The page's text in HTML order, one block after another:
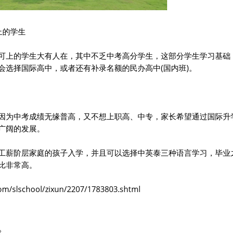
学生
上的学生大有人在，其中不乏中考高分学生，这部分学生学习基础
择国际高中，或者还有补录名额的民办高中(国内班)。
为中考成绩无缘普高，又不想上职高、中专，家长希望通过国际升
的发展。
薪阶层家庭的孩子入学，并且可以选择中英泰三种语言学习，毕业
常高。
slschool/zixun/2207/1783803.shtml